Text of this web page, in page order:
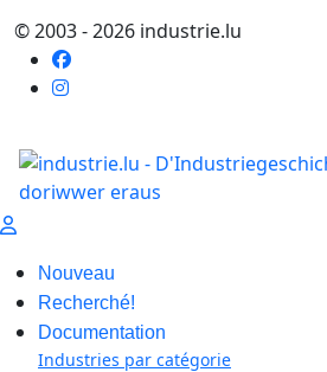
© 2003 - 2026 industrie.lu
Nouveau
Recherché!
Documentation
Industries par catégorie